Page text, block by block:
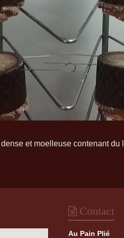
et moelleuse contenant
Contact
Au Pain Plié